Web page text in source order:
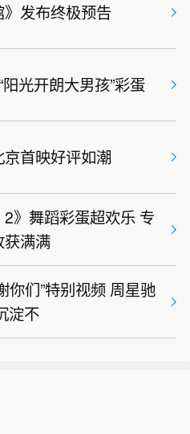
发布终极预告
阳光开朗大男孩”彩蛋
首映好评如潮
》舞蹈彩蛋超欢乐 专
满满
你们”特别视频 周星驰
淀不